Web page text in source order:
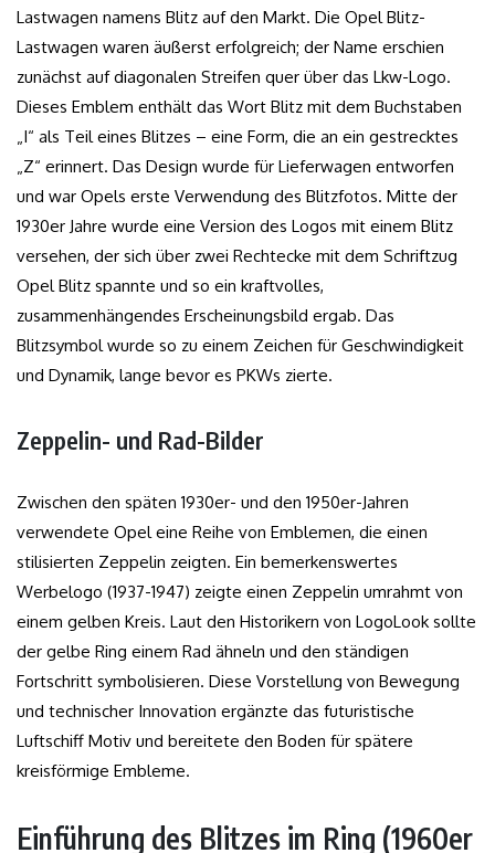
Lastwagen namens Blitz auf den Markt. Die Opel Blitz-
Lastwagen waren äußerst erfolgreich; der Name erschien
zunächst auf diagonalen Streifen quer über das Lkw-Logo.
Dieses Emblem enthält das Wort Blitz mit dem Buchstaben
„I“ als Teil eines Blitzes – eine Form, die an ein gestrecktes
„Z“ erinnert. Das Design wurde für Lieferwagen entworfen
und war Opels erste Verwendung des Blitzfotos. Mitte der
1930er Jahre wurde eine Version des Logos mit einem Blitz
versehen, der sich über zwei Rechtecke mit dem Schriftzug
Opel Blitz spannte und so ein kraftvolles,
zusammenhängendes Erscheinungsbild ergab. Das
Blitzsymbol wurde so zu einem Zeichen für Geschwindigkeit
und Dynamik, lange bevor es PKWs zierte.
Zeppelin- und Rad-Bilder
Zwischen den späten 1930er- und den 1950er-Jahren
verwendete Opel eine Reihe von Emblemen, die einen
stilisierten Zeppelin zeigten. Ein bemerkenswertes
Werbelogo (1937-1947) zeigte einen Zeppelin umrahmt von
einem gelben Kreis. Laut den Historikern von LogoLook sollte
der gelbe Ring einem Rad ähneln und den ständigen
Fortschritt symbolisieren. Diese Vorstellung von Bewegung
und technischer Innovation ergänzte das futuristische
Luftschiff Motiv und bereitete den Boden für spätere
kreisförmige Embleme.
Einführung des Blitzes im Ring (1960er